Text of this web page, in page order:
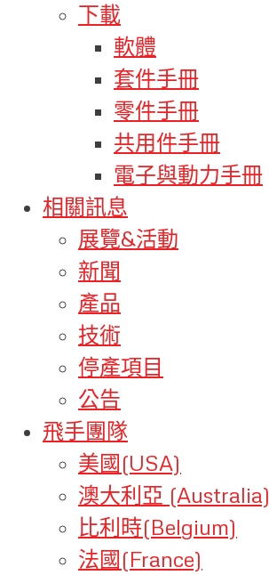
下載
軟體
套件手冊
零件手冊
共用件手冊
電子與動力手冊
相關訊息
展覽&活動
新聞
產品
技術
停產項目
公告
飛手團隊
美國(USA)
澳大利亞 (Australia)
比利時(Belgium)
法國(France)